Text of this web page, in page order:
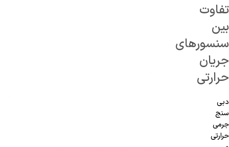
تفاوت
بین
سنسورهای
جریان
حرارتی
دبی
سنج
جرمی
حرارتی